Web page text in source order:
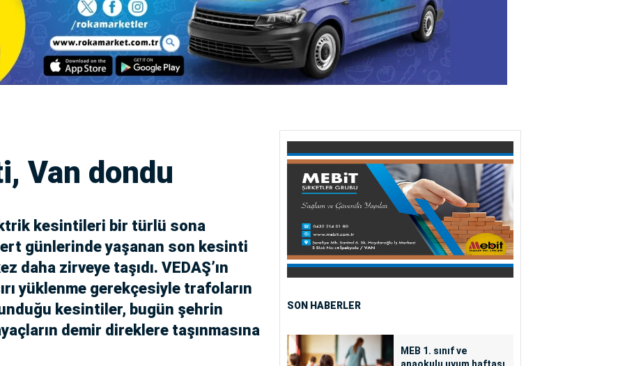
Van dondu
kesintileri bir türlü sona
günlerinde yaşanan son kesinti
daha zirveye taşıdı. VEDAŞ’ın
yüklenme gerekçesiyle trafoların
kesintiler, bugün şehrin
demir direklere taşınmasına
SON HABERLER
MEB 1. sınıf ve